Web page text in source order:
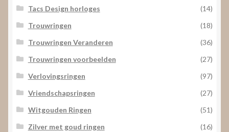
Tacs Design horloges
(14)
Trouwringen
(18)
Trouwringen Veranderen
(36)
Trouwringen voorbeelden
(27)
Verlovingsringen
(97)
Vriendschapsringen
(27)
Witgouden Ringen
(51)
Zilver met goud ringen
(16)